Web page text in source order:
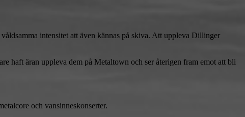
intensitet att även kännas på skiva. Att uppleva Dillinger
haft äran uppleva dem på Metaltown och ser återigen fram emot att bli
och vansinneskonserter.